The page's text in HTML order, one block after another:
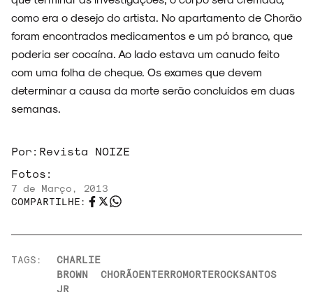
NOVIDADES
NOIZE RECORD CLUB
SOBRE
como era o desejo do artista. No apartamento de Chorão
foram encontrados medicamentos e um pó branco, que
poderia ser cocaína. Ao lado estava um canudo feito
com uma folha de cheque. Os exames que devem
determinar a causa da morte serão concluídos em duas
semanas.
Por: Revista NOIZE
Fotos:
7 de Março, 2013
COMPARTILHE:
TAGS:
CHARLIE
BROWN
JR
CHORÃOENTERROMORTEROCKSANTOS